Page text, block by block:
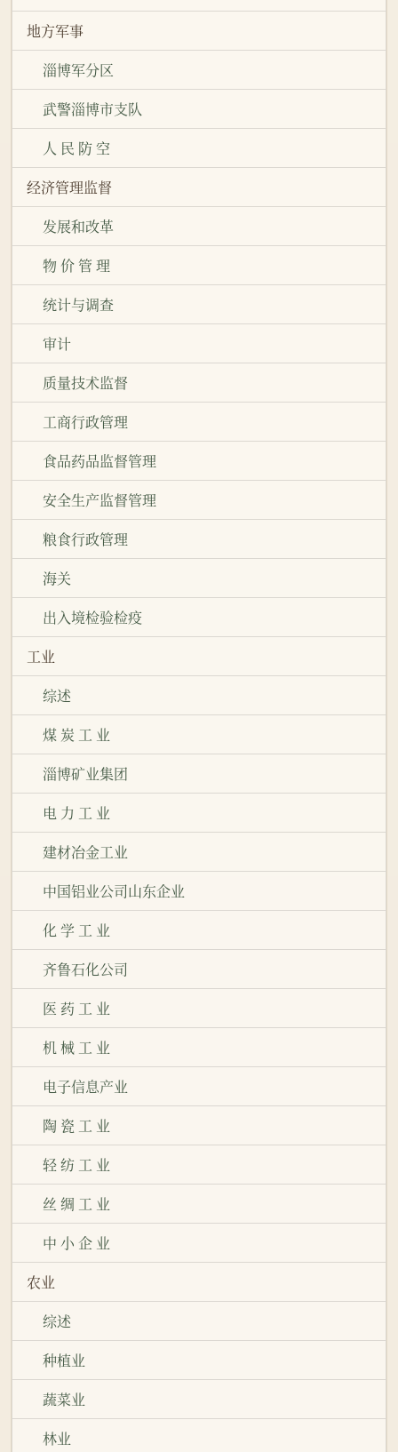
地方军事
淄博军分区
武警淄博市支队
人 民 防 空
经济管理监督
发展和改革
物 价 管 理
统计与调查
审计
质量技术监督
工商行政管理
食品药品监督管理
安全生产监督管理
粮食行政管理
海关
出入境检验检疫
工业
综述
煤 炭 工 业
淄博矿业集团
电 力 工 业
建材冶金工业
中国铝业公司山东企业
化 学 工 业
齐鲁石化公司
医 药 工 业
机 械 工 业
电子信息产业
陶 瓷 工 业
轻 纺 工 业
丝 绸 工 业
中 小 企 业
农业
综述
种植业
蔬菜业
林业